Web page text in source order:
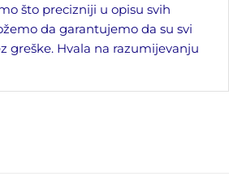
što precizniji u opisu svih
da garantujemo da su svi
greške. Hvala na razumijevanju